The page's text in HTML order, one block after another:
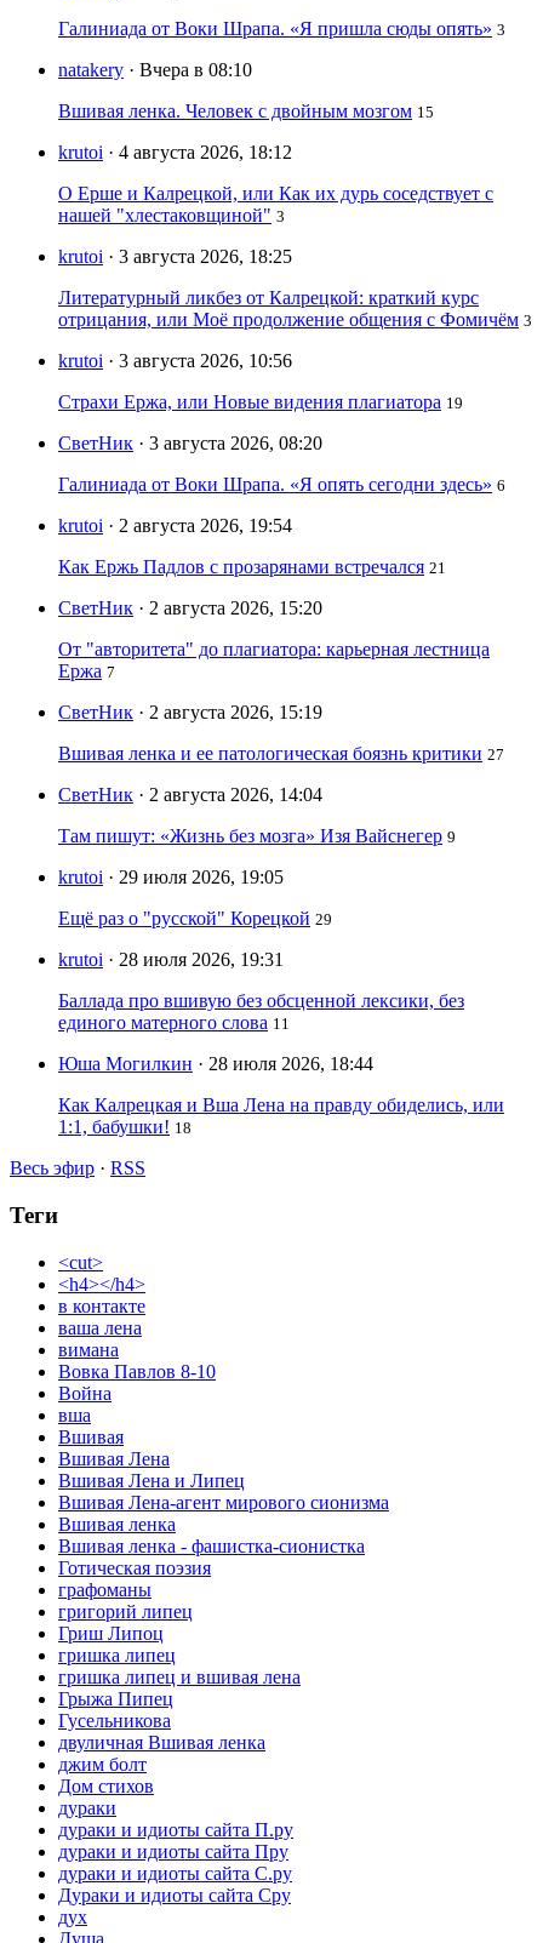
Галиниада от Воки Шрапа. «Я пришла сюды опять» 3
natakery · Вчера в 08:10
Вшивая ленка. Человек с двойным мозгом 15
krutoi · 4 августа 2026, 18:12
О Ерше и Калрецкой, или Как их дурь соседствует с
нашей "хлестаковщиной" 3
krutoi · 3 августа 2026, 18:25
Литературный ликбез от Калрецкой: краткий курс
отрицания, или Моё продолжение общения с Фомичём 3
krutoi · 3 августа 2026, 10:56
Страхи Ержа, или Новые видения плагиатора 19
СветНик · 3 августа 2026, 08:20
Галиниада от Воки Шрапа. «Я опять сегодни здесь» 6
krutoi · 2 августа 2026, 19:54
Как Ержь Падлов с прозарянами встречался 21
СветНик · 2 августа 2026, 15:20
От "авторитета" до плагиатора: карьерная лестница
Ержа 7
СветНик · 2 августа 2026, 15:19
Вшивая ленка и ее патологическая боязнь критики 27
СветНик · 2 августа 2026, 14:04
Там пишут: «Жизнь без мозга» Изя Вайснегер 9
krutoi · 29 июля 2026, 19:05
Ещё раз о "русской" Корецкой 29
krutoi · 28 июля 2026, 19:31
Баллада про вшивую без обсценной лексики, без
единого матерного слова 11
Юша Могилкин · 28 июля 2026, 18:44
Как Калрецкая и Вша Лена на правду обиделись, или
1:1, бабушки! 18
Весь эфир · RSS
Теги
<cut>
<h4></h4>
в контакте
ваша лена
вимана
Вовка Павлов 8-10
Война
вша
Вшивая
Вшивая Лена
Вшивая Лена и Липец
Вшивая Лена-агент мирового сионизма
Вшивая ленка
Вшивая ленка - фашистка-сионистка
Готическая поэзия
графоманы
григорий липец
Гриш Липоц
гришка липец
гришка липец и вшивая лена
Грыжа Пипец
Гусельникова
двуличная Вшивая ленка
джим болт
Дом стихов
дураки
дураки и идиоты сайта П.ру
дураки и идиоты сайта Пру
дураки и идиоты сайта С.ру
Дураки и идиоты сайта Сру
дух
Душа